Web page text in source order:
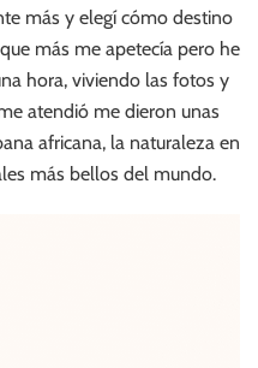
más y elegí cómo destino
más me apetecía pero he
hora, viviendo las fotos y
atendió me dieron unas
africana, la naturaleza en
más bellos del mundo.